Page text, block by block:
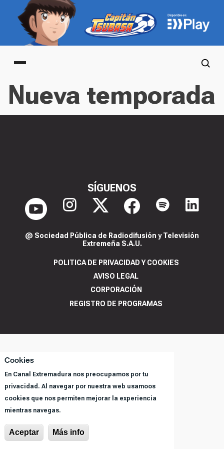
Cookies
En Canal Extremadura nos preocupamos por tu
privacidad. Al navegar por nuestra web usamoos
cookies que nos permiten mejorar la experiencia
mientras navegas.
Aceptar Más info
Main menu
Nueva temporada
SÍGUENOS
@ Sociedad Pública de Radiodifusión y Televisión
Extremeña S.A.U.
POLITICA DE PRIVACIDAD Y COOKIES
AVISO LEGAL
CORPORACIÓN
REGISTRO DE PROGRAMAS